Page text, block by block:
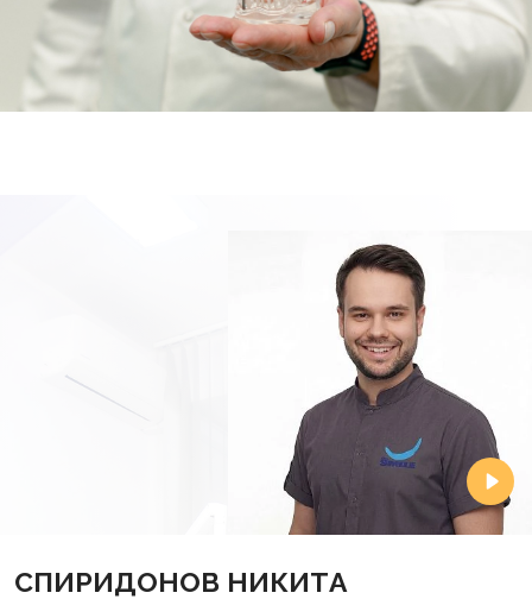
компетенции врача стоматолога. В клинике «Доктор
Смайл» вас ждут дипломированные специалисты,
самая современная аппаратно-техническая база и
самый полный спектр стоматологических услуг!
СПИРИДОНОВ НИКИТА